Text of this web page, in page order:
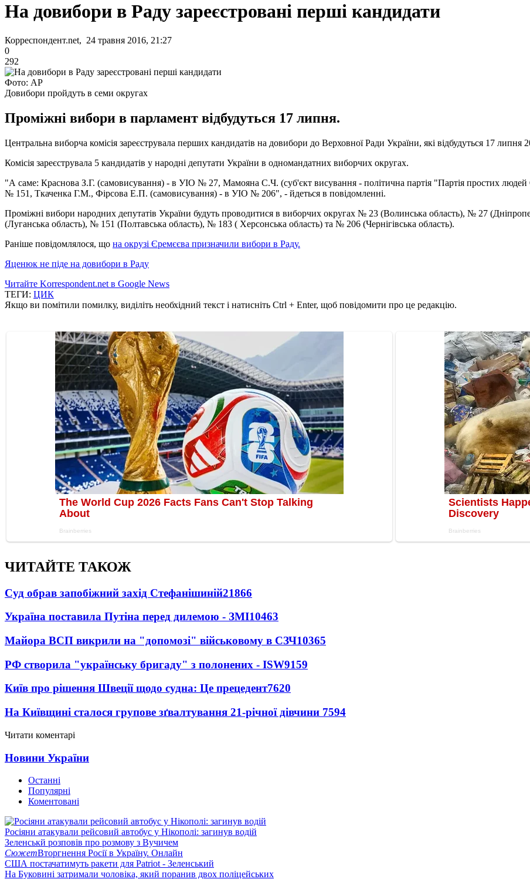
На довибори в Раду зареєстровані перші кандидати
Корреспондент.net, 24 травня 2016, 21:27
0
292
Фото: АР
Довибори пройдуть в семи округах
Проміжні вибори в парламент відбудуться 17 липня.
Центральна виборча комісія зареєструвала перших кандидатів на довибори до Верховної Ради України, які відбудуться 17
Комісія зареєструвала 5 кандидатів у народні депутати України в одномандатних виборчих округах.
"А саме: Краснова З.Г. (самовисування) - в УІО № 27, Мамояна С.Ч. (суб'єкт висування - політична партія "Партія простих
№ 151, Ткаченка Г.М., Фірсова Е.П. (самовисування) - в УІО № 206", - йдеться в повідомленні.
Проміжні вибори народних депутатів України будуть проводитися в виборчих округах № 23 (Волинська область), № 27
(Луганська область), № 151 (Полтавська область), № 183 ( Херсонська область) та № 206 (Чернігівська область).
Раніше повідомлялося, що на окрузі Єремєєва призначили вибори в Раду.
Яценюк не піде на довибори в Раду
Читайте Korrespondent.net в Google News
ТЕГИ: ЦИК
Якщо ви помітили помилку, виділіть необхідний текст і натисніть Ctrl + Enter, щоб повідомити про це редакцію.
ЧИТАЙТЕ ТАКОЖ
Суд обрав запобіжний захід Стефанішиній21866
Україна поставила Путіна перед дилемою - ЗМІ10463
Майора ВСП викрили на "допомозі" військовому в СЗЧ10365
РФ створила "українську бригаду" з полонених - ISW9159
Київ про рішення Швеції щодо судна: Це прецедент7620
На Київщині сталося групове зґвалтування 21-річної дівчини 7594
Читати коментарі
Новини України
Останні
Популярні
Коментовані
Росіяни атакували рейсовий автобус у Нікополі: загинув водій
Зеленськй розповів про розмову з Вучичем
СюжетВторгнення Росії в Україну. Онлайн
США постачатимуть ракети для Patriot - Зеленський
На Буковині затримали чоловіка, який поранив двох поліцейських